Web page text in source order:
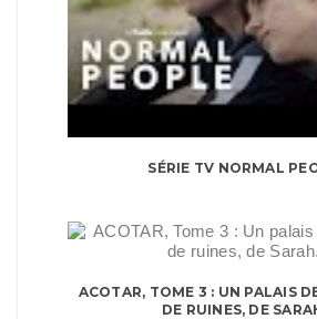
SÉRIE TV NORMAL
ACOTAR, TOME 3 : UN PALAIS
DE RUINES, DE